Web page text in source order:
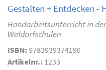
Gestalten + Entdecken -
Handarbeitsunterricht in der
Waldorfschulen
ISBN: 9783939374190
Artikelnr.: 1233